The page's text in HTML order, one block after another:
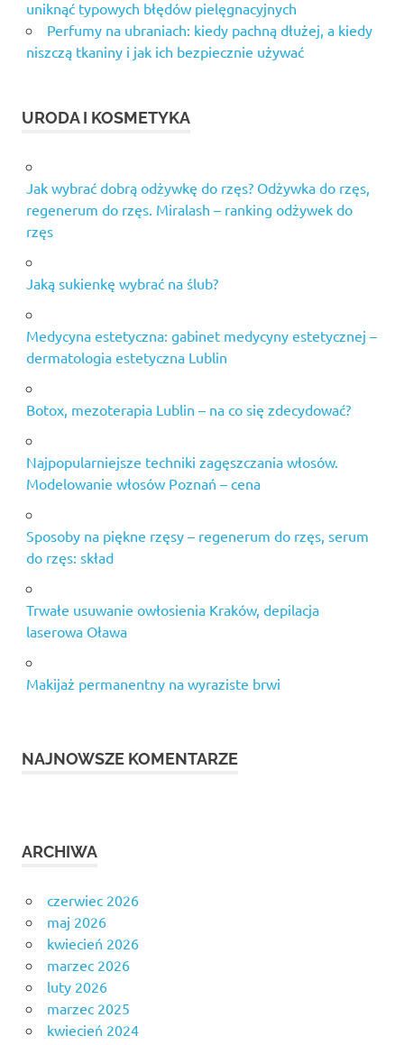
uniknąć typowych błędów pielęgnacyjnych
Perfumy na ubraniach: kiedy pachną dłużej, a kiedy
niszczą tkaniny i jak ich bezpiecznie używać
URODA I KOSMETYKA
Jak wybrać dobrą odżywkę do rzęs? Odżywka do rzęs,
regenerum do rzęs. Miralash – ranking odżywek do
rzęs
Jaką sukienkę wybrać na ślub?
Medycyna estetyczna: gabinet medycyny estetycznej –
dermatologia estetyczna Lublin
Botox, mezoterapia Lublin – na co się zdecydować?
Najpopularniejsze techniki zagęszczania włosów.
Modelowanie włosów Poznań – cena
Sposoby na piękne rzęsy – regenerum do rzęs, serum
do rzęs: skład
Trwałe usuwanie owłosienia Kraków, depilacja
laserowa Oława
Makijaż permanentny na wyraziste brwi
NAJNOWSZE KOMENTARZE
ARCHIWA
czerwiec 2026
maj 2026
kwiecień 2026
marzec 2026
luty 2026
marzec 2025
kwiecień 2024